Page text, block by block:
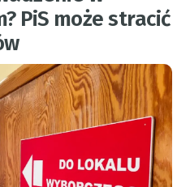
PiS może stracić